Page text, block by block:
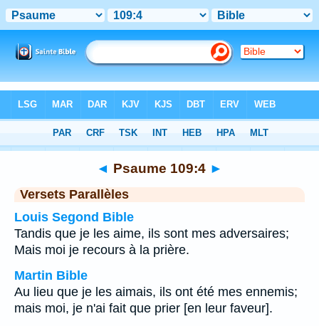
Chapitre 109 > Verset 4
◄ Psaume 109:4 ►
Versets Parallèles
Louis Segond Bible
Tandis que je les aime, ils sont mes adversaires;
Mais moi je recours à la prière.
Martin Bible
Au lieu que je les aimais, ils ont été mes ennemis;
mais moi, je n'ai fait que prier [en leur faveur].